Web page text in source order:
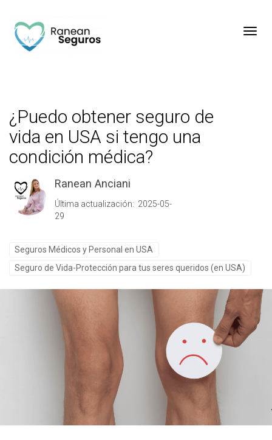
¿Puedo obtener seguro de
vida en USA si tengo una
condición médica?
Ranean Anciani
Última actualización: 2025-05-
29
Seguros Médicos y Personal en USA
Seguro de Vida-Protección para tus seres queridos (en USA)